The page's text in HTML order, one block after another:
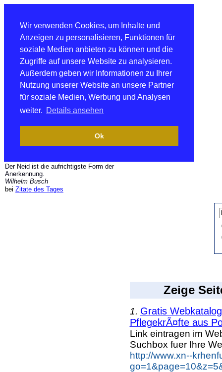
Wir verwenden Cookies, um Inhalte und
Anzeigen zu personalisieren, Funktionen für
soziale Medien anbieten zu können und die
Zugriffe auf unsere Website zu analysieren.
Außerdem geben wir Informationen zu Ihrer
Nutzung unserer Website an unsere Partner
für soziale Medien, Werbung und Analysen
weiter. Details ansehen
Ok
Der Neid ist die aufrichtigste Form der
Anerkennung.
Wilhelm Busch
bei Zitate des Tages
Zeige
1. Gratis
PflegekrÃ¤fte aus
Link eintragen im
Suchbox fuer Ihre
http://www.xn--